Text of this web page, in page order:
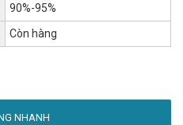
90%-95%
Còn hàng
NHANH